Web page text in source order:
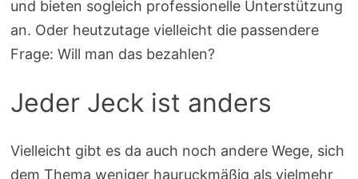
und bieten sogleich professionelle Unterstützung
an. Oder heutzutage vielleicht die passendere
Frage: Will man das bezahlen?
Jeder Jeck ist anders
Vielleicht gibt es da auch noch andere Wege, sich
dem Thema weniger hauruckmäßig als vielmehr